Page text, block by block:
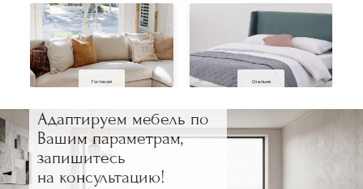
Гостиная Спальня
Адаптируем мебель по
Вашим параметрам,
запишитесь
на консультацию!